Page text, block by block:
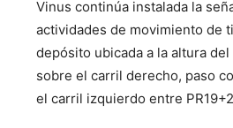
Vinus continúa instalada la
actividades de movimiento de
depósito ubicada a la altura
sobre el carril derecho, paso
el carril izquierdo entre